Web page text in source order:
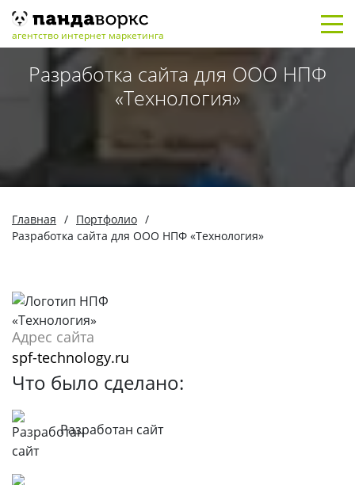
агентство интернет маркетинга
Разработка сайта для ООО НПФ
«Технология»
Главная / Портфолио /
Разработка сайта для ООО НПФ «Технология»
Адрес сайта
spf-technology.ru
Что было сделано:
Разработан сайт